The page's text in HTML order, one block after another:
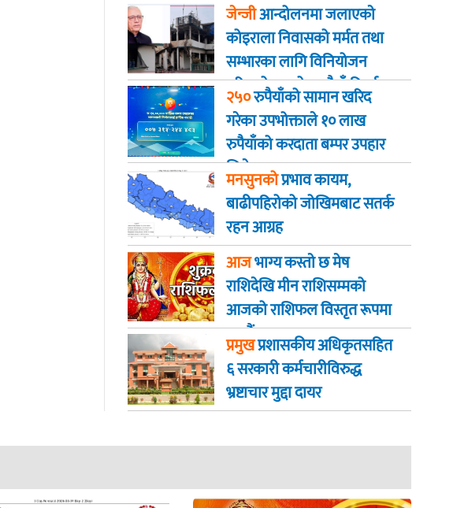
जेन्जीआन्दोलनमा जलाएकाे
कोइराला निवासको मर्मत तथा
सम्भारका लागि विनियोजन
गरिएको २ करोड रुपैयाँ फिर्ता
२५०रुपैयाँको सामान खरिद
गरेका उपभोक्ताले १० लाख
रुपैयाँको करदाता बम्पर उपहार
जिते
मनसुनकोप्रभाव कायम,
बाढीपहिरोको जोखिमबाट सतर्क
रहन आग्रह
आजभाग्य कस्ताे छ मेष
राशिदेखि मीन राशिसम्मको
आजको राशिफल विस्तृत रूपमा
जानौं
प्रमुखप्रशासकीय अधिकृतसहित
६ सरकारी कर्मचारीविरुद्ध
भ्रष्टाचार मुद्दा दायर